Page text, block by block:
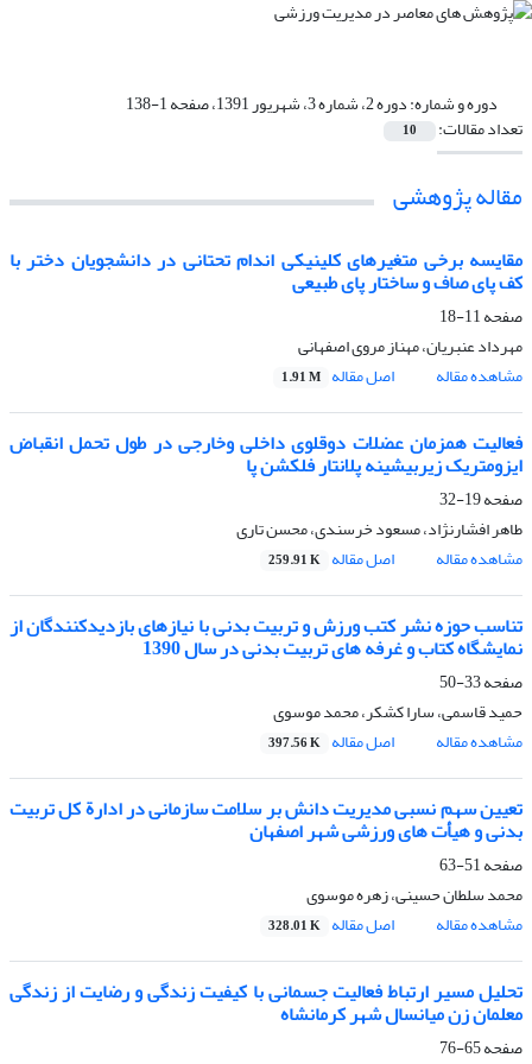
دوره و شماره:دوره 2، شماره 3، شهریور 1391، صفحه 1-138
تعداد مقالات: 10
مقاله پژوهشی
مقایسه برخی متغیرهای کلینیکی اندام تحتانی در دانشجویان دختر با
کف پای صاف و ساختار پای طبیعی
صفحه11-18
مهرداد عنبریان، مهناز مروی اصفهانی
مشاهده مقاله
اصل مقاله 1.91 M
فعالیت همزمان عضلات دوقلوی داخلی وخارجی در طول تحمل انقباض
ایزومتریک زیربیشینه پلانتار فلکشن پا
صفحه19-32
طاهر افشارنژاد، مسعود خرسندی، محسن تاری
مشاهده مقاله
اصل مقاله 259.91 K
تناسب حوزه نشر کتب ورزش و تربیت بدنی با نیازهای بازدیدکنندگان از
نمایشگاه کتاب و غرفه های تربیت بدنی در سال 1390
صفحه33-50
حمید قاسمی، سارا کشکر، محمد موسوی
مشاهده مقاله
اصل مقاله 397.56 K
تعیین سهم نسبی مدیریت دانش بر سلامت سازمانی در ادارة کل تربیت
بدنی و هیأت های ورزشی شهر اصفهان
صفحه51-63
محمد سلطان حسینی، زهره موسوی
مشاهده مقاله
اصل مقاله 328.01 K
تحلیل مسیر ارتباط فعالیت جسمانی با کیفیت زندگی و رضایت از زندگی
معلمان زن میانسال شهر کرمانشاه
صفحه65-76